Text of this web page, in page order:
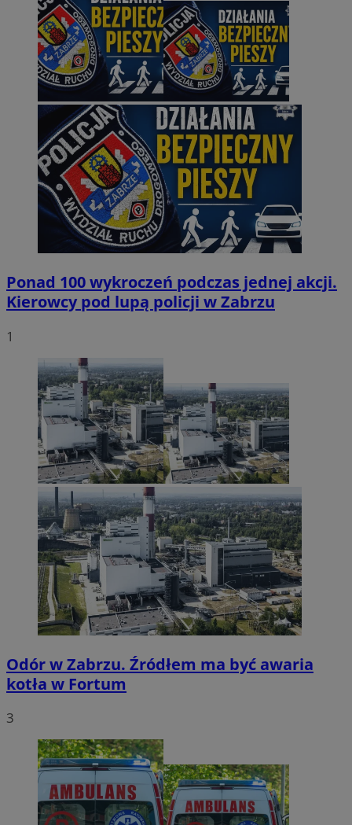
Ponad 100 wykroczeń podczas jednej akcji.
Kierowcy pod lupą policji w Zabrzu
1
Odór w Zabrzu. Źródłem ma być awaria
kotła w Fortum
3